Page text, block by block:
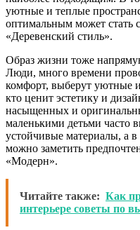
уютные и теплые
оптимальным может стать
«Деревенский стиль».
Образ жизни тоже
Люди, много времени
комфорт, выберут уютные
кто ценит эстетику и
насыщенных и
маленькими детьми часто
устойчивые материалы, а в
можно заметить
«Модерн».
Читайте также: Как
интерьере советы по